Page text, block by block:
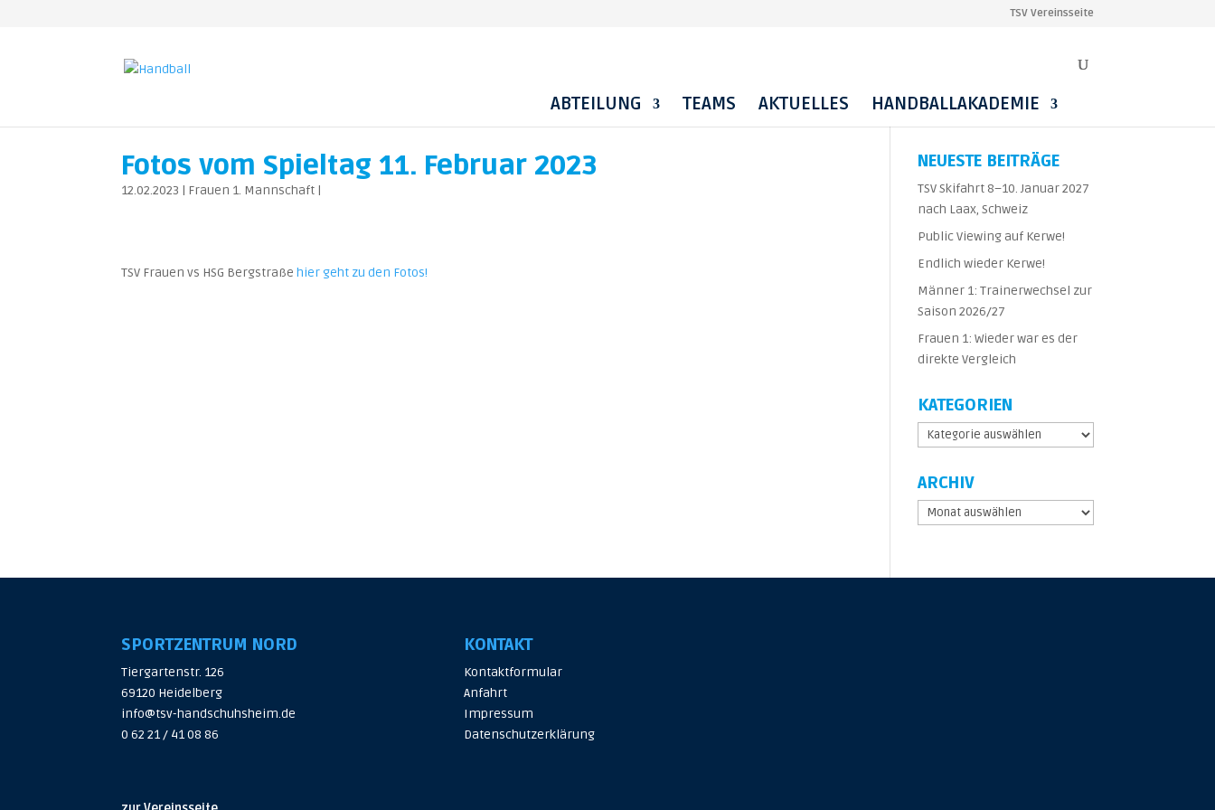
TSV Vereinsseite
ABTEILUNG TEAMS AKTUELLES HANDBALLAKADEMIE
Fotos vom Spieltag 11. Februar 2023
12.02.2023 | Frauen 1. Mannschaft |
TSV Frauen vs HSG Bergstraßehier geht zu den Fotos!
NEUESTE BEITRÄGE
TSV Skifahrt 8–10. Januar 2027
nach Laax, Schweiz
Public Viewing auf Kerwe!
Endlich wieder Kerwe!
Männer 1: Trainerwechsel zur
Saison 2026/27
Frauen 1: Wieder war es der
direkte Vergleich
KATEGORIEN
Kategorien
ARCHIV
Archiv
SPORTZENTRUM NORD
Tiergartenstr. 126
69120 Heidelberg
info@tsv-handschuhsheim.de
0 62 21 / 41 08 86
KONTAKT
Kontaktformular
Anfahrt
Impressum
Datenschutzerklärung